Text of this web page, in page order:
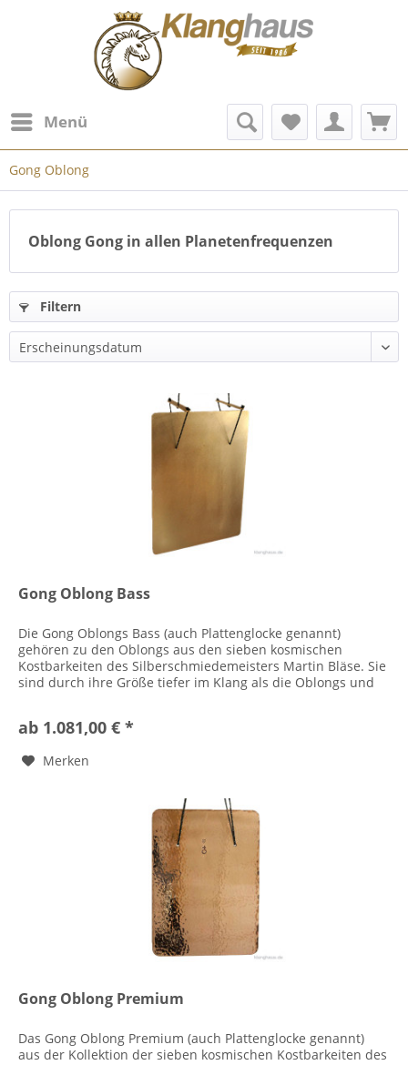
Menü
Gong Oblong
Oblong Gong in allen Planetenfrequenzen
Filtern
Gong Oblong Bass
Die Gong Oblongs Bass (auch Plattenglocke genannt)
gehören zu den Oblongs aus den sieben kosmischen
Kostbarkeiten des Silberschmiedemeisters Martin Bläse. Sie
sind durch ihre Größe tiefer im Klang als die Oblongs und
ab 1.081,00 € *
Merken
Gong Oblong Premium
Das Gong Oblong Premium (auch Plattenglocke genannt)
aus der Kollektion der sieben kosmischen Kostbarkeiten des